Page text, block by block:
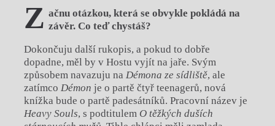
Z ačnu otázkou, která se obvykle pokládá na
závěr. Co teď chystáš?
Dokončuju další rukopis, a pokud to dobře
dopadne, měl by v Hostu vyjít na jaře. Svým
způsobem navazuju na Démona ze sídliště, ale
zatímco Démon je o partě čtyř teenagerů, nová
knížka bude o partě padesátníků. Pracovní název je
Heavy Souls, s podtitulem O těžkých duších